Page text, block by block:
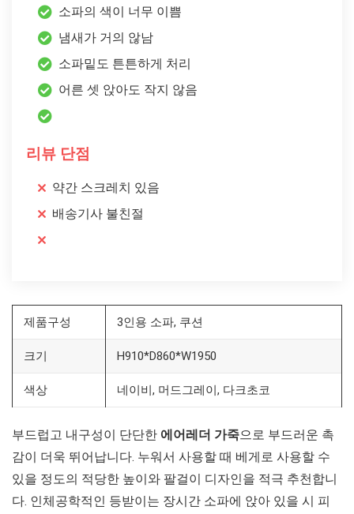
소파의 색이 너무 이쁨
냄새가 거의 않남
소파밑도 튼튼하게 처리
어른 셋 앉아도 작지 않음
리뷰 단점
약간 스크레치 있음
배송기사 불친절
제품구성 3인용 소파, 쿠션
크기 H910*D860*W1950
색상 네이비, 머드그레이, 다크초코
부드럽고 내구성이 단단한 에어레더 가죽으로 부드러운 촉
감이 더욱 뛰어납니다. 누워서 사용할 때 베게로 사용할 수
있을 정도의 적당한 높이와 팔걸이 디자인을 적극 추천합니
다. 인체공학적인 등받이는 장시간 소파에 앉아 있을 시 피